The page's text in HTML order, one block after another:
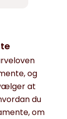
og
at
du
om